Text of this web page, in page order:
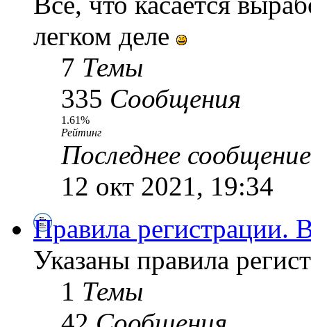
легком деле
7 Темы
335 Сообщения
1.61%
Рейтинг
Последнее сообщение
12 окт 2021, 19:34
Правила
Указаны правила
1 Темы